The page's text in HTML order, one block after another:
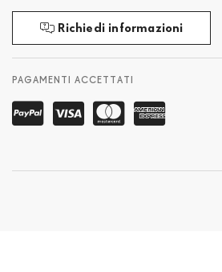
Richiedi informazioni
PAGAMENTI ACCETTATI